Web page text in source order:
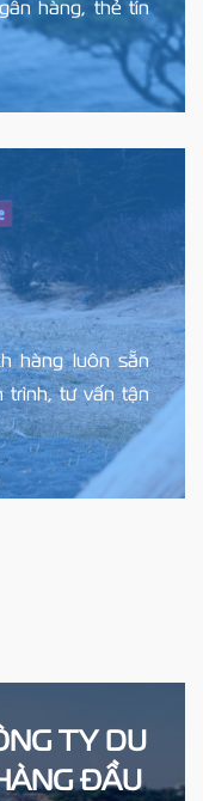
hàng, thẻ tín
hàng luôn sẵn
trình, tư vấn tận
TY DU
ĐẦU